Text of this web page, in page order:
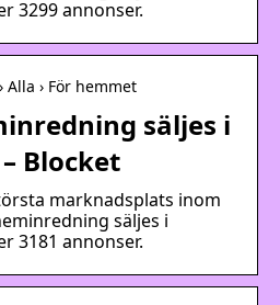
3299 annonser.
› För hemmet
säljes i
Blocket
marknadsplats inom
säljes i
3181 annonser.